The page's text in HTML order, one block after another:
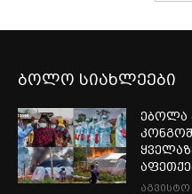
ბოლო სიახლეები
ებოლა
აგვისტო